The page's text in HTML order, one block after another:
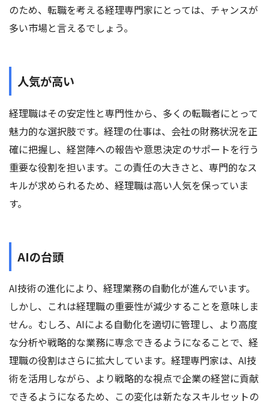
のため、転職を考える経理専門家にとっては、チャンスが
多い市場と言えるでしょう。
人気が高い
経理職はその安定性と専門性から、多くの転職者にとって
魅力的な選択肢です。経理の仕事は、会社の財務状況を正
確に把握し、経営陣への報告や意思決定のサポートを行う
重要な役割を担います。この責任の大きさと、専門的なス
キルが求められるため、経理職は高い人気を保っていま
す。
AIの台頭
AI技術の進化により、経理業務の自動化が進んでいます。
しかし、これは経理職の重要性が減少することを意味しま
せん。むしろ、AIによる自動化を適切に管理し、より高度
な分析や戦略的な業務に専念できるようになることで、経
理職の役割はさらに拡大しています。経理専門家は、AI技
術を活用しながら、より戦略的な視点で企業の経営に貢献
できるようになるため、この変化は新たなスキルセットの